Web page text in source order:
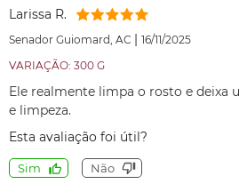
Larissa R.
Senador Guiomard, AC | 16/11/2025
VARIAÇÃO: 300 G
Ele realmente limpa o rosto e deixa
e limpeza.
Esta avaliação foi útil?
Sim Não